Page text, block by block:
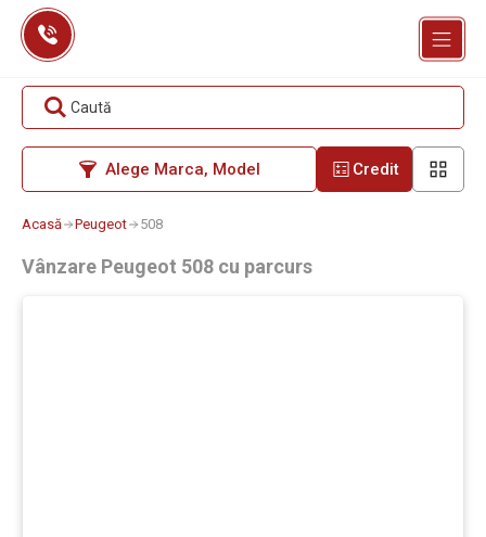
Skip
content
Caută
Alege Marca, Model Credit
Acasă Peugeot 508
Vânzare Peugeot 508 cu parcurs